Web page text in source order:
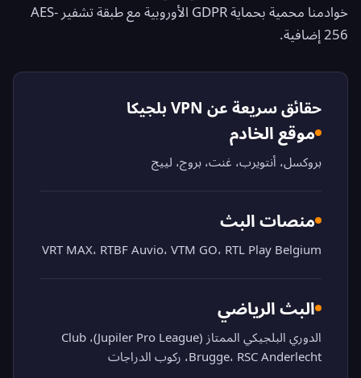
خوادمنا محمية بحماية GDPR الأوروبية مع طبقة تشفير AES-
256 إضافية.
حقائق سريعة عن VPN بلجيكا
موقع الخادم
بروكسل، أنتويرب، غنت، بروج، لييج
منصات البث
VRT MAX، RTBF Auvio، VTM GO، RTL Play Belgium
البث الرياضي
الدوري البلجيكي الممتاز (Jupiler Pro League)، Club
Brugge، RSC Anderlecht، ركوب الدراجات